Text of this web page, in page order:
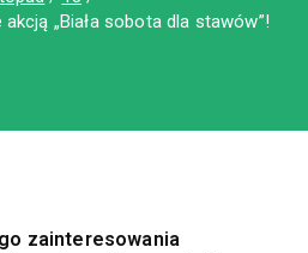
„Biała sobota dla stawów”!
zainteresowania